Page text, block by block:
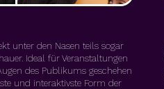
unter den Nasen teils sogar
Ideal für Veranstaltungen
des Publikums geschehen
und interaktivste Form der